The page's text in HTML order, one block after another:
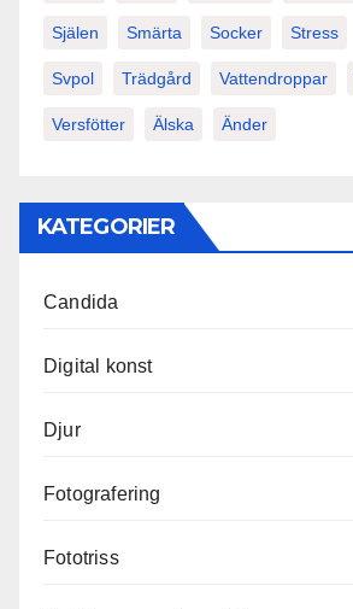
Själen Smärta Socker Stress
Svpol Trädgård Vattendroppar
Versfötter Älska Änder
KATEGORIER
Candida
Digital konst
Djur
Fotografering
Fototriss